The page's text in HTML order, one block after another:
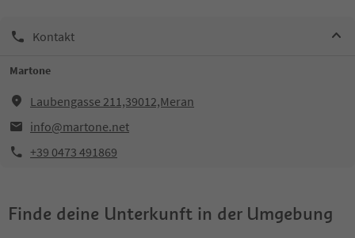
Kontakt
Martone
Laubengasse 211,39012,Meran
info@martone.net
+39 0473 491869
Finde deine Unterkunft in der Umgebung